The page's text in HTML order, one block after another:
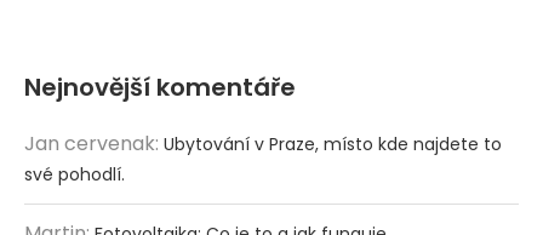
Nejnovější komentáře
Jan cervenak: Ubytování v Praze, místo kde najdete to
své pohodlí.